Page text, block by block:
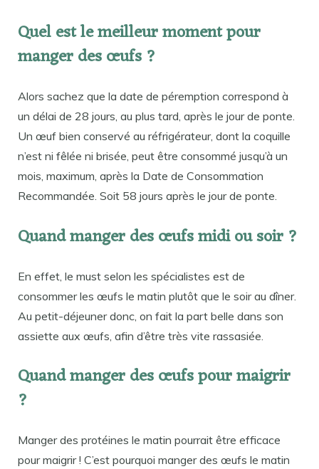
Quel est le meilleur moment pour
manger des œufs ?
Alors sachez que la date de péremption correspond à
un délai de 28 jours, au plus tard, après le jour de ponte.
Un œuf bien conservé au réfrigérateur, dont la coquille
n’est ni fêlée ni brisée, peut être consommé jusqu’à un
mois, maximum, après la Date de Consommation
Recommandée. Soit 58 jours après le jour de ponte.
Quand manger des œufs midi ou soir ?
En effet, le must selon les spécialistes est de
consommer les œufs le matin plutôt que le soir au dîner.
Au petit-déjeuner donc, on fait la part belle dans son
assiette aux œufs, afin d’être très vite rassasiée.
Quand manger des œufs pour maigrir
?
Manger des protéines le matin pourrait être efficace
pour maigrir ! C’est pourquoi manger des œufs le matin